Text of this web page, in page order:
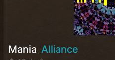
Mania Alliance